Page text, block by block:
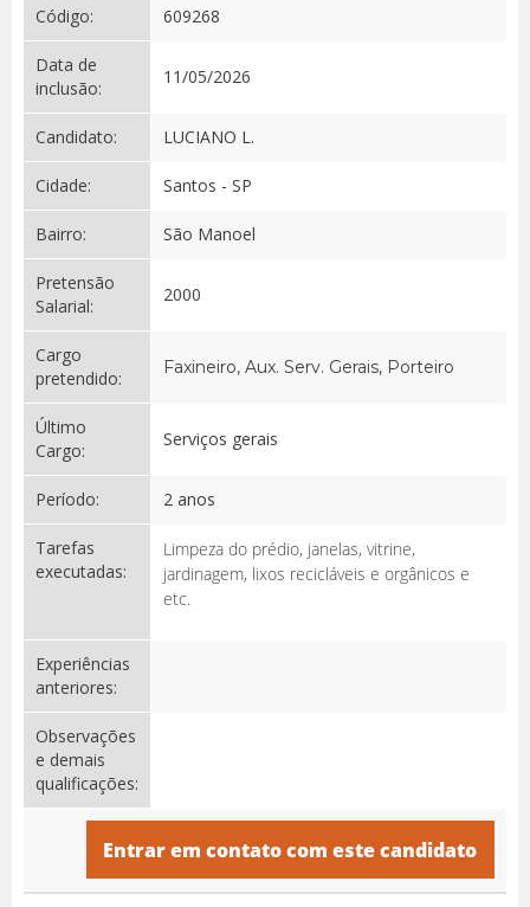
Código: 609268
Data de
inclusão:
11/05/2026
Candidato: LUCIANO L.
Cidade: Santos - SP
Bairro: São Manoel
Pretensão
Salarial:
2000
Cargo
pretendido:
Faxineiro, Aux. Serv. Gerais, Porteiro
Último
Cargo:
Serviços gerais
Período: 2 anos
Tarefas
executadas:
Limpeza do prédio, janelas, vitrine,
jardinagem, lixos recicláveis e orgânicos e
etc.
Experiências
anteriores:
Observações
e demais
qualificações:
Entrar em contato com este candidato